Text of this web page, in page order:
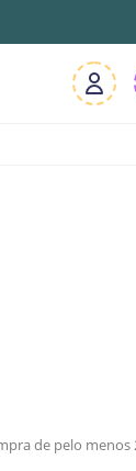
de pelo